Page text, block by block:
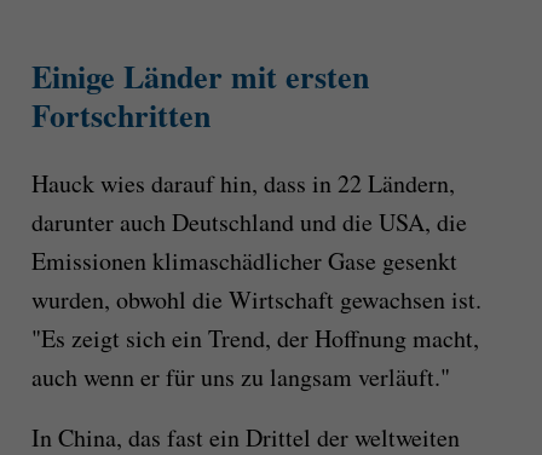
Einige Länder mit ersten
Fortschritten
Hauck wies darauf hin, dass in 22 Ländern,
darunter auch Deutschland und die USA, die
Emissionen klimaschädlicher Gase gesenkt
wurden, obwohl die Wirtschaft gewachsen ist.
"Es zeigt sich ein Trend, der Hoffnung macht,
auch wenn er für uns zu langsam verläuft."
In China, das fast ein Drittel der weltweiten